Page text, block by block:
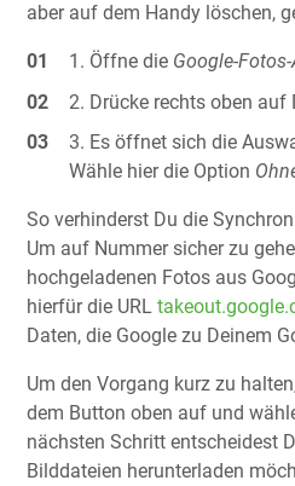
aber auf dem Handy löschen,
Öffne die Google-
Drücke rechts oben auf
Es öffnet sich die
Wähle hier die Option
So verhinderst Du die
Um auf Nummer sicher zu
hochgeladenen Fotos aus
hierfür die URL
Daten, die Google zu Deinem
Um den Vorgang kurz zu
dem Button oben auf und
nächsten Schritt entscheidest
Bilddateien herunterladen